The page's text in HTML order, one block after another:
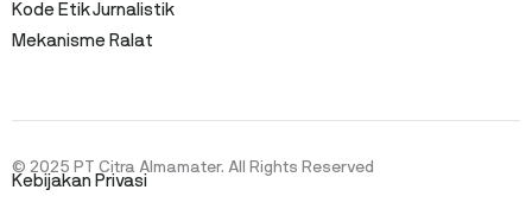
Kode Etik Jurnalistik
Mekanisme Ralat
© 2025 PT Citra Almamater. All Rights Reserved
Kebijakan Privasi